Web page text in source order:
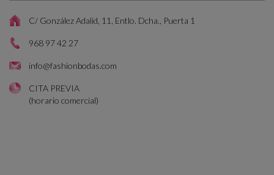
C/ González Adalid, 11, Entlo. Dcha., Puerta 1
968 97 42 27
info@fashionbodas.com
CITA PREVIA
(horario comercial)